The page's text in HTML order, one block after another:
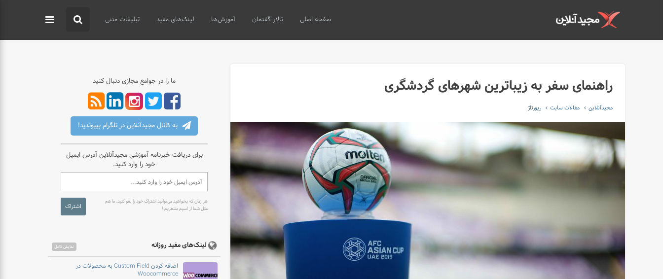
صفحه اصلی تالار گفتمان آموزش‌ها لینک‌های مفید تبلیغات متنی
راهنمای سفر به زیبا‌ترین شهر‌های گردشگری
مجیدآنلاین مقالات سایت رپورتاژ
ما را در جوامع مجازی دنبال کنید
به کانال مجیدآنلاین در تلگرام بپیوندید!
برای دریافت خبرنامه آموزشی مجیدآنلاین آدرس ایمیل
خود را وارد کنید.
هر زمان که بخواهید می‌توانید اشتراک خود را لغو کنید. ما هم
مثل شما از اسپم متنفریم !
اشتراک
لینک‌های مفید روزانه نمایش کامل
اضافه کردن Custom Field به محصولات در
Woocommerce